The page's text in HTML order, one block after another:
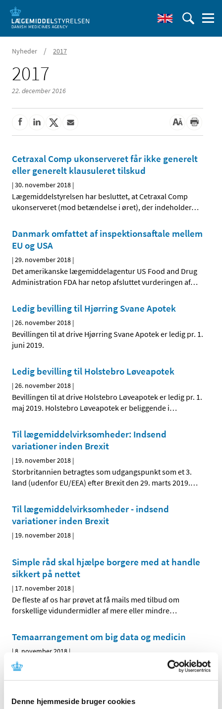
Denne hjemmeside bruger cookies
Nyheder / 2017
2017
22. december 2016
Cetraxal Comp ukonserveret får ikke generelt
eller generelt klausuleret tilskud
|30. november 2018 |
Lægemiddelstyrelsen har besluttet, at Cetraxal Comp
ukonserveret (mod betændelse i øret), der indeholder…
Danmark omfattet af inspektionsaftale mellem
EU og USA
|29. november 2018 |
Det amerikanske lægemiddelagentur US Food and Drug
Administration FDA har netop afsluttet vurderingen af…
Ledig bevilling til Hjørring Svane Apotek
|26. november 2018 |
Bevillingen til at drive Hjørring Svane Apotek er ledig pr. 1.
juni 2019.
Ledig bevilling til Holstebro Løveapotek
|26. november 2018 |
Bevillingen til at drive Holstebro Løveapotek er ledig pr. 1.
maj 2019. Holstebro Løveapotek er beliggende i…
Til lægemiddelvirksomheder: Indsend
variationer inden Brexit
| 19. november 2018 |
Storbritannien betragtes som udgangspunkt som et 3.
land (udenfor EU/EEA) efter Brexit den 29. marts 2019.…
Til lægemiddelvirksomheder - indsend
variationer inden Brexit
| 19. november 2018 |
Simple råd skal hjælpe borgere med at handle
sikkert på nettet
| 17. november 2018 |
De fleste af os har prøvet at få mails med tilbud om
forskellige vidundermidler af mere eller mindre…
Temaarrangement om big data og medicin
|8. november 2018 |
Den amerikanske lægemiddelstyrelse FDA, det
europæiske lægemiddelagentur EMA og Novo Nordisk…
Ledig bevilling til Hurup Apotek (Genopslag)